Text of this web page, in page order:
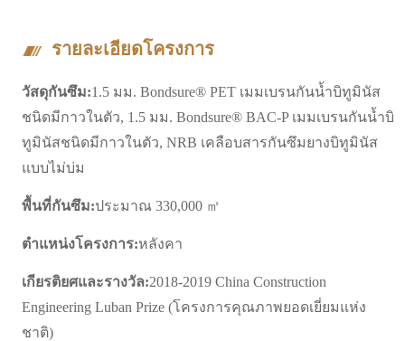
รายละเอียดโครงการ
วัสดุกันซึม:1.5 มม. Bondsure® PET เมมเบรนกันน้ำบิทูมินัส
ชนิดมีกาวในตัว, 1.5 มม. Bondsure® BAC-P เมมเบรนกันน้ำบิ
ทูมินัสชนิดมีกาวในตัว, NRB เคลือบสารกันซึมยางบิทูมินัส
แบบไม่บ่ม
พื้นที่กันซึม:ประมาณ 330,000 ㎡
ตำแหน่งโครงการ:หลังคา
เกียรติยศและรางวัล:2018-2019 China Construction
Engineering Luban Prize (โครงการคุณภาพยอดเยี่ยมแห่ง
ชาติ)